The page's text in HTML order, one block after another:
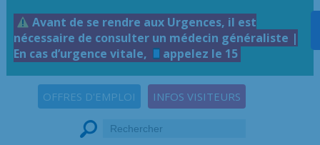
Avant de se rendre aux Urgences, il est
nécessaire de consulter un médecin généraliste |
En cas d’urgence vitale,
appelez le 15
INFOS VISITEURS
OFFRES D'EMPLOI